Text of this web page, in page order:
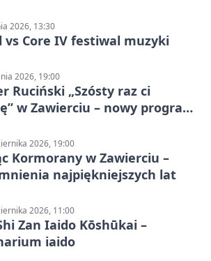
2026, 13:30
vs Core IV festiwal muzyki
2026, 19:00
Ruciński „Szósty raz ci
w Zawierciu – nowy program
2026, 19:00
Kormorany w Zawierciu –
najpiękniejszych lat
2026, 11:00
Zan Iaido Kōshūkai –
iaido